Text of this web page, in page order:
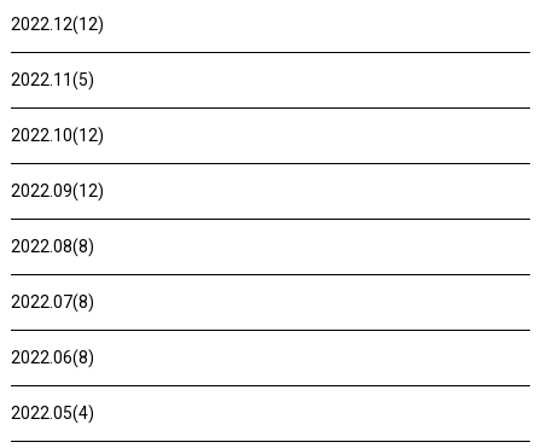
2022.12(12)
2022.11(5)
2022.10(12)
2022.09(12)
2022.08(8)
2022.07(8)
2022.06(8)
2022.05(4)